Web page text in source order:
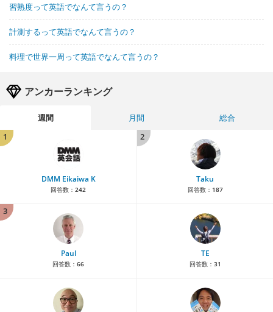
習熟度って英語でなんて言うの？
計測するって英語でなんて言うの？
料理で世界一周って英語でなんて言うの？
アンカーランキング
週間 月間
総合
1
DMM Eikaiwa K
回答数： 242
2
Taku
回答数： 187
3
Paul
回答数： 66
TE
回答数： 31